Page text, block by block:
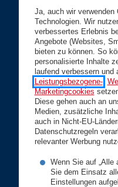
Ja, auch wir verwenden
Technologien. Wir
verbessertes Erlebnis
Angebote (Websites,
bieten zu können. So
personalisierte Inhalte
laufend verbessern und
Leistungsbezogene-,
Marketingcookies
Diese gehen auch an
Medien, zusätzliche
auch in Nicht-EU-
Datenschutzregeln
relevanter Werbung
Wenn Sie auf
Sie dem Einsatz
Einstellungen